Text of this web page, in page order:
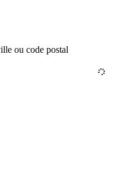
ou code postal